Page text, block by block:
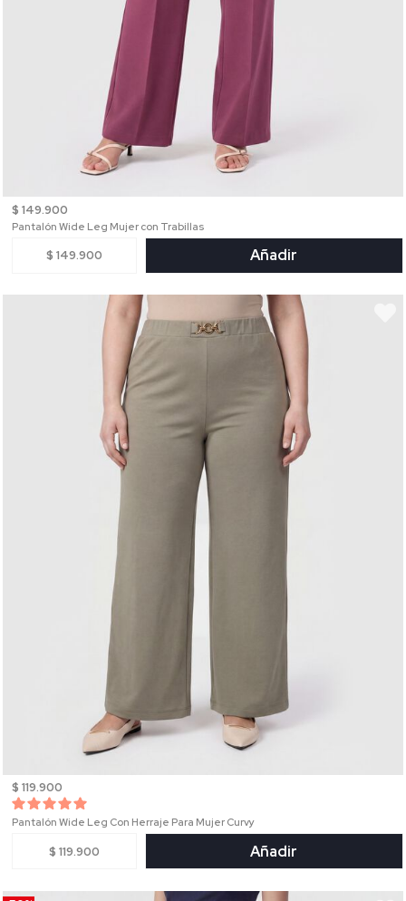
$ 149.900
Pantalón Wide Leg Mujer con Trabillas
$ 149.900 Añadir
$ 119.900
Pantalón Wide Leg Con Herraje Para Mujer Curvy
$ 119.900 Añadir